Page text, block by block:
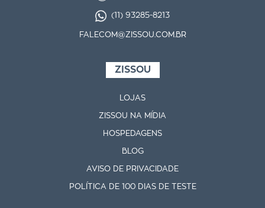
(11) 93285-8213
FALECOM@ZISSOU.COM.BR
ZISSOU
LOJAS
ZISSOU NA MÍDIA
HOSPEDAGENS
BLOG
AVISO DE PRIVACIDADE
POLÍTICA DE 100 DIAS DE TESTE